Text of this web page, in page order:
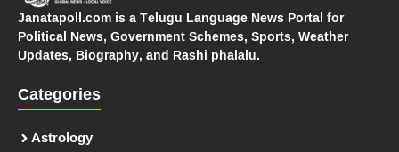
Janatapoll.com is a Telugu Language News Portal for
Political News, Government Schemes, Sports, Weather
Updates, Biography, and Rashi phalalu.
Categories
Astrology